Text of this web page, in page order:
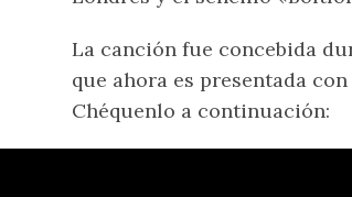
La canción fue concebida
que ahora es presentada
Chéquenlo a continuación: